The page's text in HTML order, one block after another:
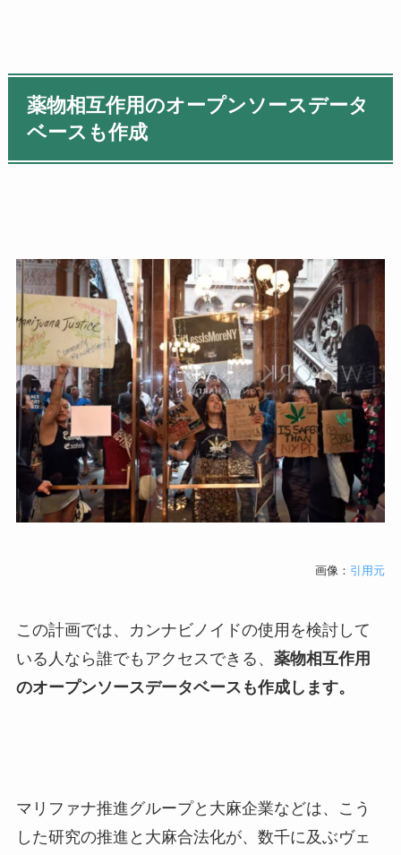
薬物相互作用のオープンソースデータ
ベースも作成
画像： 引用元
この計画では、カンナビノイドの使用を検討して
いる人なら誰でもアクセスできる、 薬物相互作用
のオープンソースデータベースも作成します。
マリファナ推進グループと大麻企業などは、こう
した研究の推進と大麻合法化が、数千に及ぶヴェ